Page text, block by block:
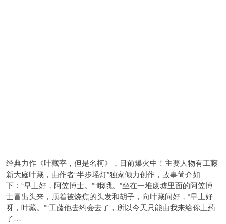
经典力作《叶藏宰，但是名柯》，目前爆火中！主要人物有工藤
新大庭叶藏，由作者“半步瑶灯”独家倾力创作，故事简介如
下：“早上好，阿笠博士。”“哦哦。”坐在一堆废墟里面的阿笠博
士冒出头来，顶着被烧焦的头发和胡子，向叶藏问好，“早上好
呀，叶藏。”“工藤他去约会去了，所以今天只能由我来给你上药
了…